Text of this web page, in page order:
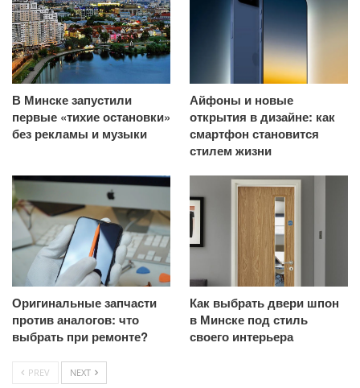
В Минске запустили
первые «тихие остановки»
без рекламы и музыки
Айфоны и новые
открытия в дизайне: как
смартфон становится
стилем жизни
Оригинальные запчасти
против аналогов: что
выбрать при ремонте?
Как выбрать двери шпон
в Минске под стиль
своего интерьера
PREV NEXT